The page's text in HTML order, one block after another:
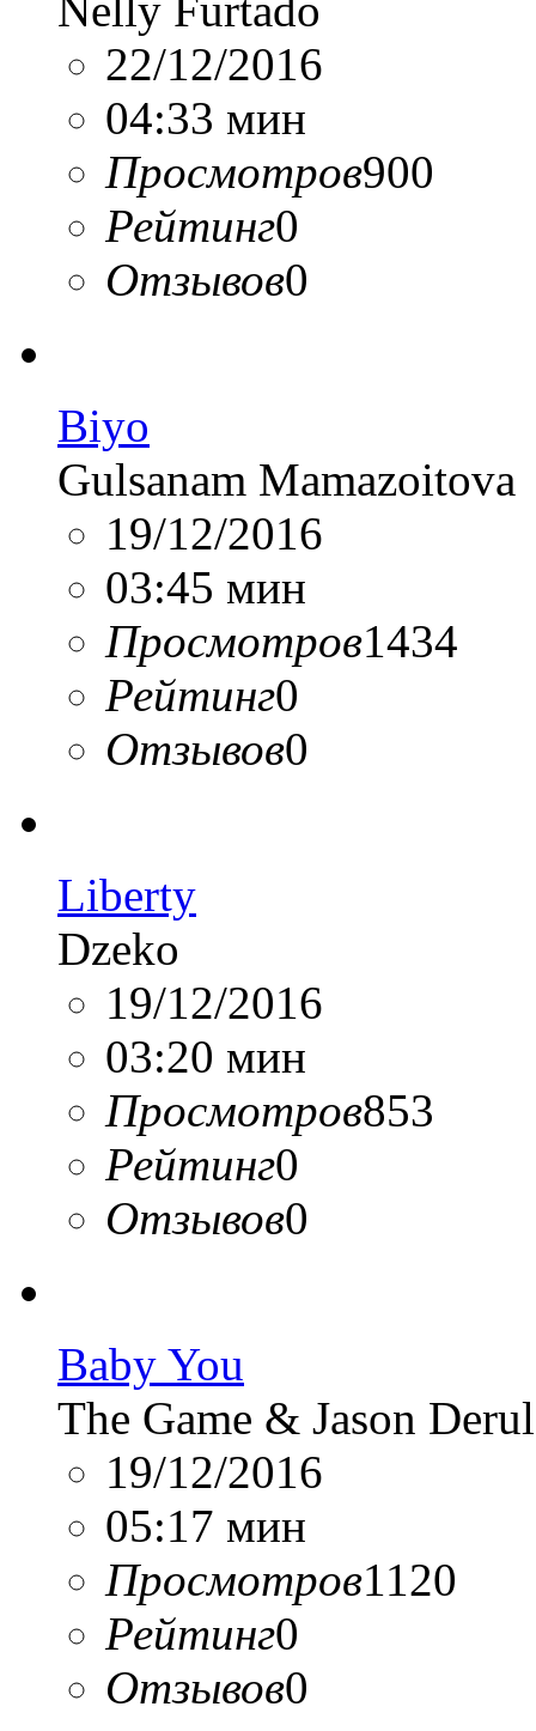
22/12/2016
04:33 мин
Просмотров900
Рейтинг0
Отзывов0
Biyo
Gulsanam Mamazoitova
19/12/2016
03:45 мин
Просмотров1434
Рейтинг0
Отзывов0
Liberty
Dzeko
19/12/2016
03:20 мин
Просмотров853
Рейтинг0
Отзывов0
Baby You
The Game & Jason
19/12/2016
05:17 мин
Просмотров1120
Рейтинг0
Отзывов0